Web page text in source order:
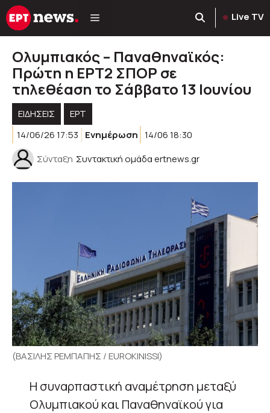
Μετάβαση
σε
Live TV
Ολυμπιακός – Παναθηναϊκός:
Πρώτη η ΕΡΤ2 ΣΠΟΡ σε
τηλεθέαση το Σάββατο 13 Ιουνίου
ΕΙΔΗΣΕΙΣ
ΕΡΤ
14/06/26 17:53
Ενημέρωση 14/06 18:30
Σύνταξη Συντακτική ομάδα ertnews.gr
(ΒΑΣΙΛΗΣ ΡΕΜΠΑΠΗΣ / EUROKINISSI)
Η συναρπαστική αναμέτρηση μεταξύ
Ολυμπιακού και Παναθηναϊκού για